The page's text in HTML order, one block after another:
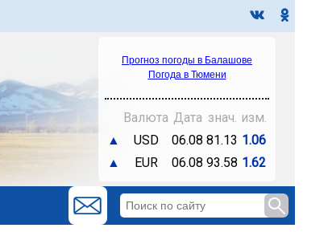
Прогноз погоды в Балашове
Погода в Тюмени
Валюта Дата знач. изм.
▲
USD 06.08 81.13 1.06
▲
EUR 06.08 93.58 1.62